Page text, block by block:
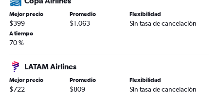
Mejor precio
$399
Promedio
$1.063
Flexibilidad
Sin tasa de cancelación
A tiempo
70 %
LATAM Airlines
Mejor precio
$722
Promedio
$809
Flexibilidad
Sin tasa de cancelación